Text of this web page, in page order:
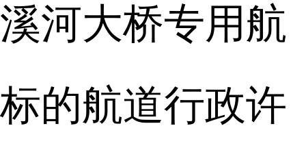
溪河大桥专用航
标的航道行政许